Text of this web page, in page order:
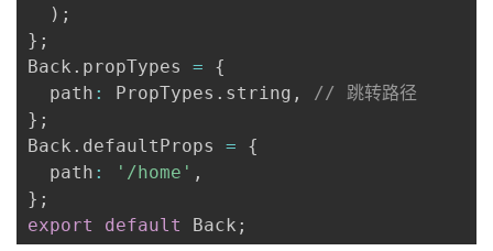
) ;
} ;
Back . propTypes =
{
  path
: PropTypes . string ,
// 跳转路径
} ;
Back . defaultProps =
{
  path
: '/home' ,
} ;
export
default Back ;